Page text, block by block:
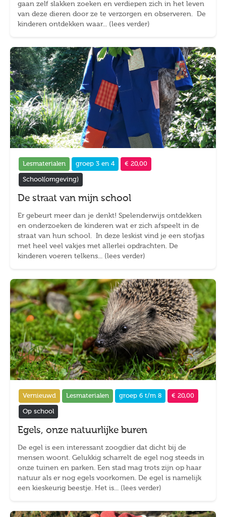
gaan zelf slakken zoeken en verdiepen zich in het leven
van deze dieren door ze te verzorgen en observeren. De
kinderen ontdekken waar... (lees verder)
Lesmaterialen groep 3 en 4 € 20,00
School(omgeving)
De straat van mijn school
Er gebeurt meer dan je denkt! Spelenderwijs ontdekken
en onderzoeken de kinderen wat er zich afspeelt in de
straat van hun school. In deze leskist vind je een stofjas
met heel veel vakjes met allerlei opdrachten. De
kinderen voeren telkens... (lees verder)
Vernieuwd Lesmaterialen groep 6 t/m 8 € 20,00
Op school
Egels, onze natuurlijke buren
De egel is een interessant zoogdier dat dicht bij de
mensen woont. Gelukkig scharrelt de egel nog steeds in
onze tuinen en parken. Een stad mag trots zijn op haar
natuur als er nog egels voorkomen. De egel is namelijk
een kieskeurig beestje. Het is... (lees verder)